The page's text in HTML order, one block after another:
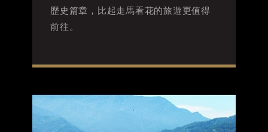
歷史篇章，比起走馬看花的旅遊更值得
前往。